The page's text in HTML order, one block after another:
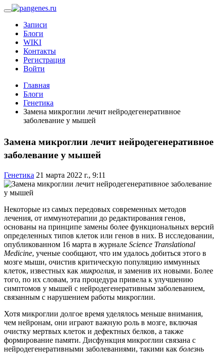
Записи
Блоги
WIKI
Контакты
Регистрация
Войти
Главная
Блоги
Генетика
Замена микроглии лечит нейродегенеративное
заболевание у мышей
Замена микроглии лечит нейродегенеративное
заболевание у мышей
Генетика 21 марта 2022 г., 9:11
Некоторые из самых передовых современных методов
лечения, от иммунотерапии до редактирования генов,
основаны на принципе замены более функциональных версий
определенных типов клеток или генов в них. В исследовании,
опубликованном 16 марта в журнале Science Translational
Medicine, ученые сообщают, что им удалось добиться этого в
мозге мыши, очистив критическую популяцию иммунных
клеток, известных как микроглия, и заменив их новыми. Более
того, по их словам, эта процедура привела к улучшению
симптомов у мышей с нейродегенеративным заболеванием,
связанным с нарушением работы микроглии.
Хотя микроглии долгое время уделялось меньше внимания,
чем нейронам, они играют важную роль в мозге, включая
очистку мертвых клеток и дефектных белков, а также
формирование памяти. Дисфункция микроглии связана с
нейродегенеративными заболеваниями, такими как болезнь